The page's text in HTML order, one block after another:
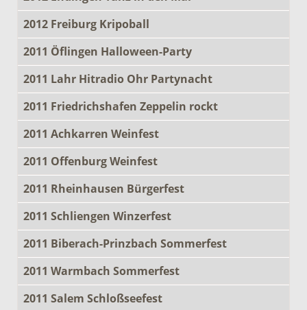
2012 Freiburg Kripoball
2011 Öflingen Halloween-Party
2011 Lahr Hitradio Ohr Partynacht
2011 Friedrichshafen Zeppelin rockt
2011 Achkarren Weinfest
2011 Offenburg Weinfest
2011 Rheinhausen Bürgerfest
2011 Schliengen Winzerfest
2011 Biberach-Prinzbach Sommerfest
2011 Warmbach Sommerfest
2011 Salem Schloßseefest